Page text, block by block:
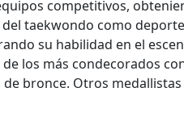
competitivos,
taekwondo como
su habilidad en el
los más condecorados
bronce. Otros